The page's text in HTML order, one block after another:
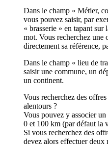
Dans le champ « Métier,
vous pouvez saisir, par
« brasserie » en tapant sur
mot. Vous recherchez une
directement sa référence,
Dans le champ « lieu de
saisir une commune, un
un continent.
Vous recherchez des
alentours ?
Vous pouvez y associer
0 et 100 km (par défaut la
Si vous recherchez des
devez alors effectuer deux